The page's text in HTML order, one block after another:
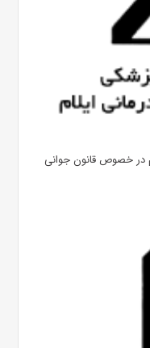
در خصوص قانون جوانی